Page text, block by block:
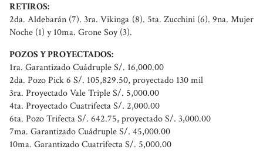
RETIROS:
2da. Aldebarán (7). 3ra. Vikinga (8). 5ta. Zucchini (6). 9na. Mujer
Noche (1) y 10ma. Grone Soy (3).
POZOS Y PROYECTADOS:
1ra. Garantizado Cuádruple S/. 16,000.00
2da. Pozo Pick 6 S/. 105,829.50, proyectado 130 mil
3ra. Proyectado Vale Triple S/. 5,000.00
4ta. Proyectado Cuatrifecta S/. 2,000.00
6ta. Pozo Trifecta S/. 642.75, proyectado S/. 3,000.00
7ma. Garantizado Cuádruple S/. 45,000.00
10ma. Garantizado Cuatrifecta S/. 5,000.00